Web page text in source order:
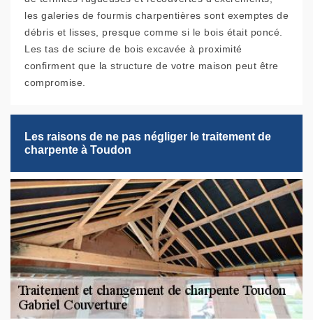
les galeries de fourmis charpentières sont exemptes de
débris et lisses, presque comme si le bois était poncé.
Les tas de sciure de bois excavée à proximité
confirment que la structure de votre maison peut être
compromise.
Les raisons de ne pas négliger le traitement de
charpente à Toudon